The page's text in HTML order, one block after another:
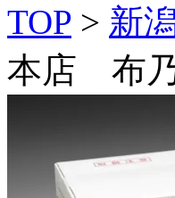
TOP > 新
本店 布